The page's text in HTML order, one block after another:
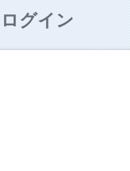
ログイン